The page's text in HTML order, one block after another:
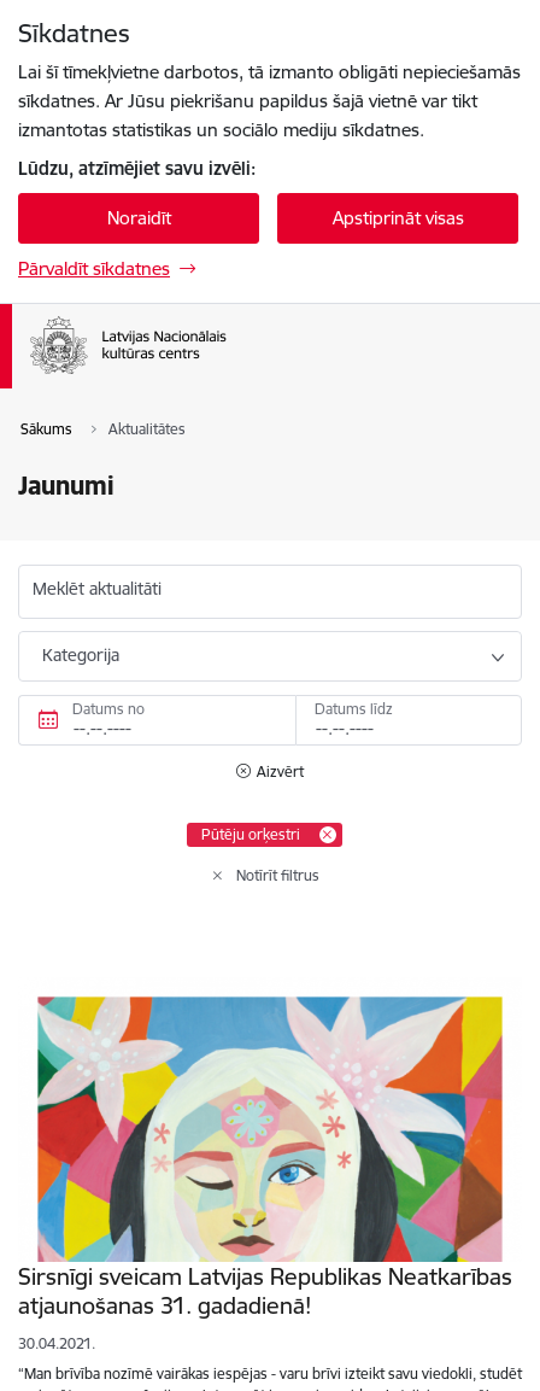
Sīkdatnes
Lai šī tīmekļvietne darbotos, tā izmanto obligāti nepieciešamās
sīkdatnes. Ar Jūsu piekrišanu papildus šajā vietnē var tikt
izmantotas statistikas un sociālo mediju sīkdatnes.
Lūdzu, atzīmējiet savu izvēli:
Noraidīt Apstiprināt visas
Pārvaldīt sīkdatnes
Sākums Aktualitātes
Jaunumi
Meklēt aktualitāti
Kategorija
Datums no Datums līdz
Aizvērt
Pūtēju orķestri
Notīrīt filtrus
Sirsnīgi sveicam Latvijas Republikas Neatkarības
atjaunošanas 31. gadadienā!
30.04.2021.
“Man brīvība nozīmē vairākas iespējas - varu brīvi izteikt savu viedokli, studēt